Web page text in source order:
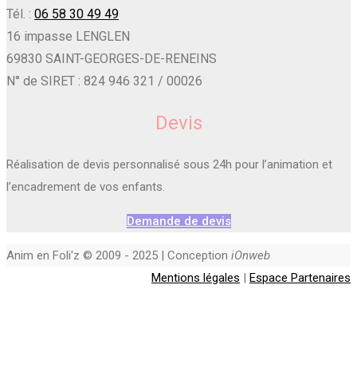
Tél. : 06 58 30 49 49
16 impasse LENGLEN
69830 SAINT-GEORGES-DE-RENEINS
N° de SIRET : 824 946 321 / 00026
Devis
Réalisation de devis personnalisé sous 24h pour l’animation et
l’encadrement de vos enfants.
Demande de devis
Anim en Foli'z © 2009 - 2025 | Conception iOnweb
Mentions légales | Espace Partenaires